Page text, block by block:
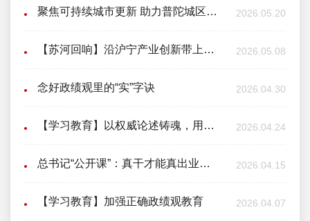
聚焦可持续城市更新 助力普陀城区提质！普陀区举办“双周创新讲座”第二十三讲 2026.05.20
【苏河回响】沿沪宁产业创新带上为何要建一个人才研究院？ 2026.05.08
念好政绩观里的“实”字诀 2026.04.30
【学习教育】以权威论述铸魂，用正确政绩观领航 2026.04.24
总书记“公开课”：真干才能真出业绩、出真业绩 2026.04.15
【学习教育】加强正确政绩观教育 2026.04.07